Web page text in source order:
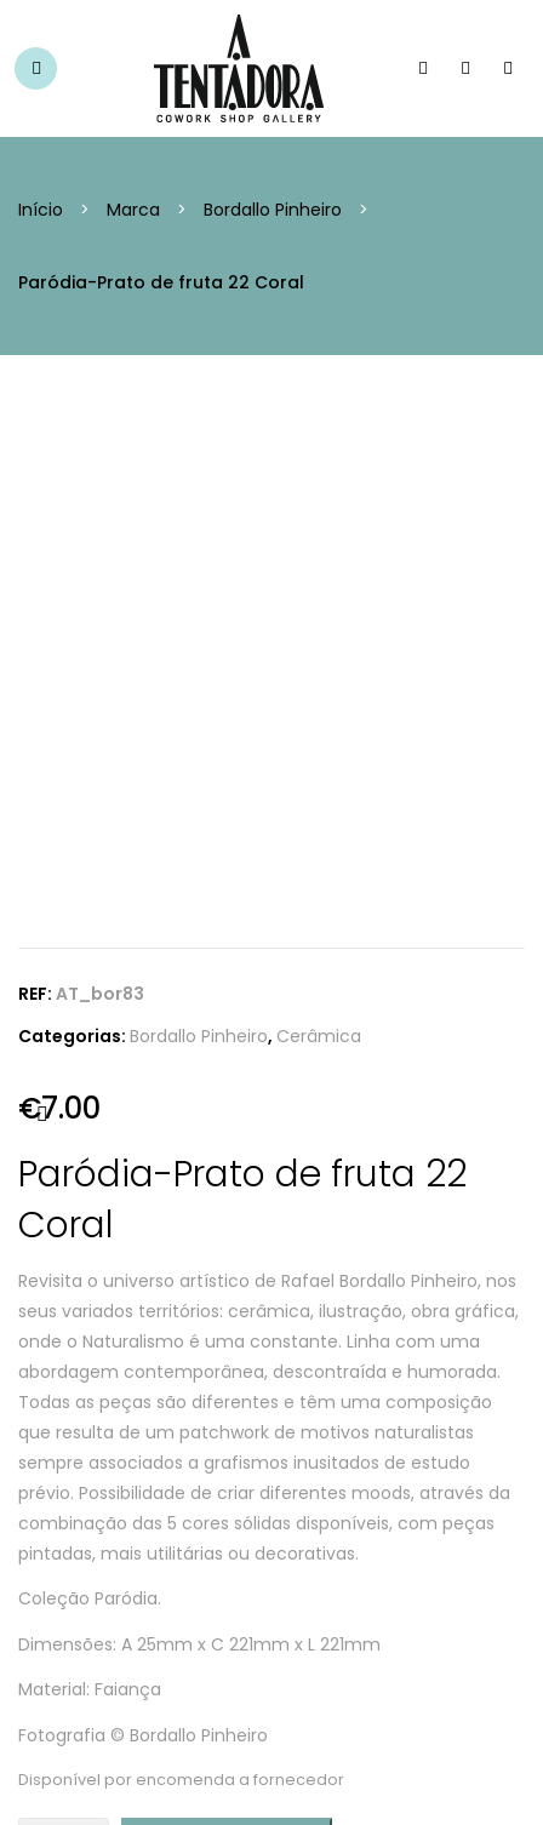
Início > Marca > Bordallo Pinheiro >
Paródia-Prato de fruta 22 Coral
REF: AT_bor83
Categorias: Bordallo Pinheiro, Cerâmica
€7.00
Paródia-Prato de fruta 22
Coral
Revisita o universo artístico de Rafael Bordallo Pinheiro, nos
seus variados territórios: cerâmica, ilustração, obra gráfica,
onde o Naturalismo é uma constante. Linha com uma
abordagem contemporânea, descontraída e humorada.
Todas as peças são diferentes e têm uma composição
que resulta de um patchwork de motivos naturalistas
sempre associados a grafismos inusitados de estudo
prévio. Possibilidade de criar diferentes moods, através da
combinação das 5 cores sólidas disponíveis, com peças
pintadas, mais utilitárias ou decorativas.
Coleção Paródia.
Dimensões: A 25mm x C 221mm x L 221mm
Material: Faiança
Fotografia © Bordallo Pinheiro
Disponível por encomenda a fornecedor